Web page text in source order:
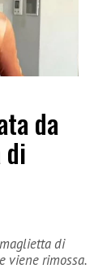
da
di
viene rimossa.